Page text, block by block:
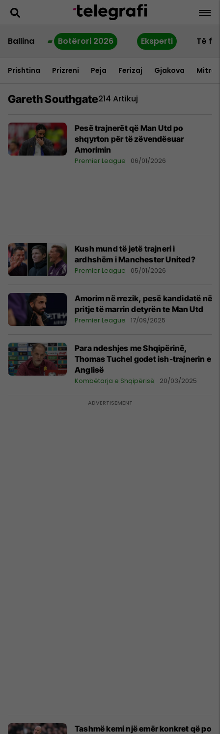
Ballina Botërori 2026 Eksperti Të
Prishtina Prizreni Peja Ferizaj Gjakova
Gareth Southgate214 Artikuj
Pesë trajnerët që Man Utd po
shqyrton për të zëvendësuar
Amorimin
Premier League 06/01/2026
Kush mund të jetë trajneri i
ardhshëm i Manchester United?
Premier League 05/01/2026
Amorim në rrezik, pesë kandidatë në
pritje të marrin detyrën te Man Utd
Premier League 17/09/2025
Para ndeshjes me Shqipërinë,
Thomas Tuchel godet ish-trajnerin e
Anglisë
Kombëtarja e Shqipërisë 20/03/2025
Tashmë kemi një emër konkret që po